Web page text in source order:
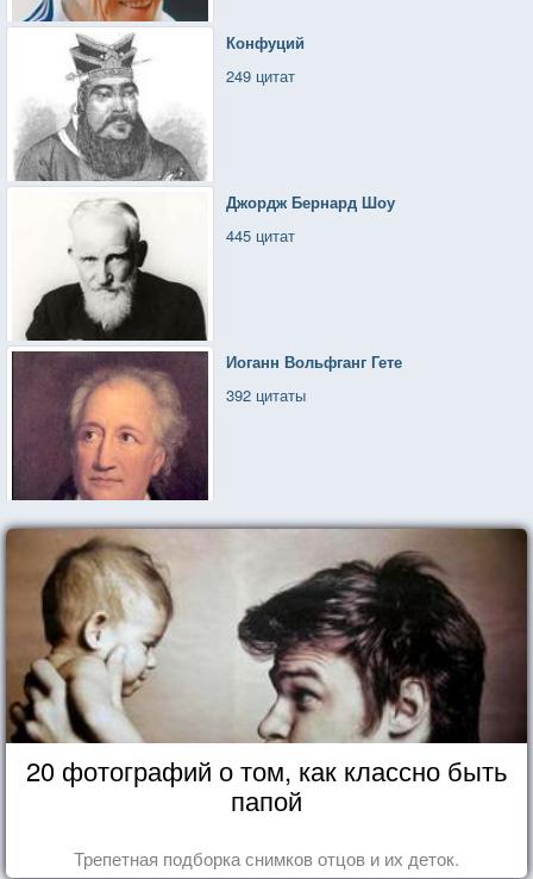
Конфуций
249 цитат
Джордж Бернард Шоу
445 цитат
Иоганн Вольфганг Гете
392 цитаты
20 фотографий о том, как классно быть
папой
Трепетная подборка снимков отцов и их деток.